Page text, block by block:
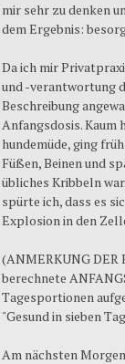
mir sehr zu denken
dem Ergebnis:
Da ich mir
und -verantwortung
Beschreibung
Anfangsdosis. Kaum
hundemüde, ging
Füßen, Beinen und
übliches Kribbeln
spürte ich, dass es
Explosion in den
(ANMERKUNG
berechnete
Tagesportionen
"Gesund in sieben
Am nächsten